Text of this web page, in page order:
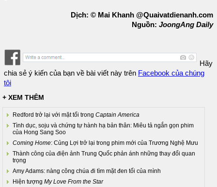
Dịch: © Mai Khanh @Quaivatdienanh.com
Nguồn: JoongAng Daily
Hãy
chia sẻ ý kiến của bạn về bài viết này trên Facebook của chúng
tôi
+ XEM THÊM
Redford trở lại với mặt tối trong Captain America
Tình dục, soju và chứng tự hành hạ bản thân: Miêu tả ngắn gọn phim
của Hong Sang Soo
Coming Home: Củng Lợi trở lại trong phim mới của Trương Nghệ Mưu
Thành công của điện ảnh Trung Quốc phản ánh những thay đổi quan
trọng
Amy Adams: nàng công chúa đi tìm mặt đen tối của mình
Hiện tượng My Love From the Star